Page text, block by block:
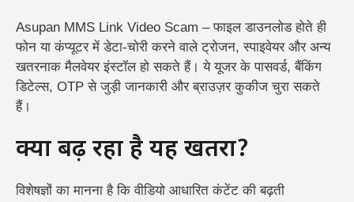
Asupan MMS Link Video Scam – फाइल डाउनलोड होते ही
फोन या कंप्यूटर में डेटा-चोरी करने वाले ट्रोजन, स्पाइवेयर और अन्य
खतरनाक मैलवेयर इंस्टॉल हो सकते हैं। ये यूजर के पासवर्ड, बैंकिंग
डिटेल्स, OTP से जुड़ी जानकारी और ब्राउज़र कुकीज चुरा सकते
हैं।
क्यों बढ़ रहा है यह खतरा?
विशेषज्ञों का मानना है कि वीडियो आधारित कंटेंट की बढ़ती